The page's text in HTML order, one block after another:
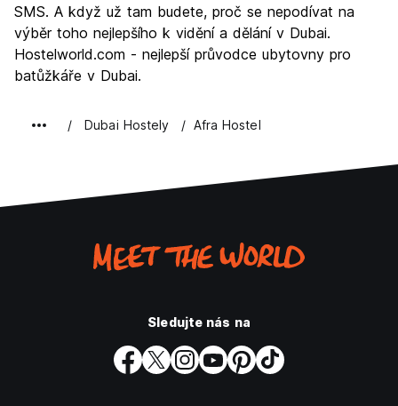
SMS. A když už tam budete, proč se nepodívat na
výběr toho nejlepšího k vidění a dělání v Dubai.
Hostelworld.com - nejlepší průvodce ubytovny pro
batůžkáře v Dubai.
Dubai Hostely Afra Hostel
Sledujte nás na